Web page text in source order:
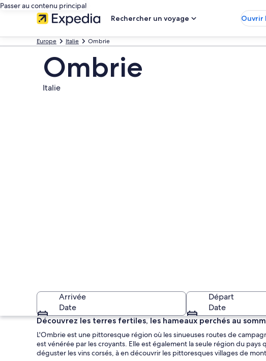
Passer au contenu principal
Rechercher un voyage
Ouvrir
Europe Italie Ombrie
Ombrie
Italie
Arrivée
Date
Départ
Date
Découvrez les terres fertiles, les hameaux perchés au
L'Ombrie est une pittoresque région où les sinueuses routes de
est vénérée par les croyants. Elle est également la seule région du
déguster les vins corsés, à en découvrir les pittoresques villages de